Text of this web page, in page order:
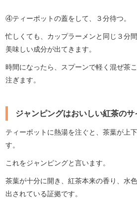
④ティーポットの蓋をして、３分待つ。
忙しくても、カップラーメンと同じ３分
美味しい成分が出てきます。
時間になったら、スプーンで軽く混ぜ茶
注ぎます。
ジャンピングはおいしい紅茶のサ
ティーポットに熱湯を注ぐと、茶葉が上
す。
これをジャンピングと言います。
茶葉が十分に開き、紅茶本来の香り、水
出されている証拠です。